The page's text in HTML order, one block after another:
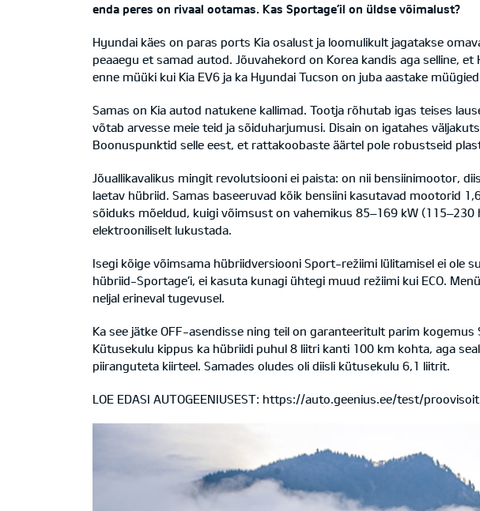
enda peres on rivaal ootamas. Kas Sportage’il on üldse võimalust?
Hyundai käes on paras ports Kia osalust ja loomulikult jagatakse
peaaegu et samad autod. Jõuvahekord on Korea kandis aga selline,
enne müüki kui Kia EV6 ja ka Hyundai Tucson on juba aastake
Samas on Kia autod natukene kallimad. Tootja rõhutab igas teises
võtab arvesse meie teid ja sõiduharjumusi. Disain on igatahes
Boonuspunktid selle eest, et rattakoobaste äärtel pole robustseid
Jõuallikavalikus mingit revolutsiooni ei paista: on nii bensiinimootor,
laetav hübriid. Samas baseeruvad kõik bensiini kasutavad mootorid
sõiduks mõeldud, kuigi võimsust on vahemikus 85–169 kW (115–230
elektrooniliselt lukustada.
Isegi kõige võimsama hübriidversiooni Sport-režiimi lülitamisel ei ole
hübriid-Sportage’i, ei kasuta kunagi ühtegi muud režiimi kui ECO.
neljal erineval tugevusel.
Ka see jätke OFF-asendisse ning teil on garanteeritult parim
Kütusekulu kippus ka hübriidi puhul 8 liitri kanti 100 km kohta, aga
piiranguteta kiirteel. Samades oludes oli diisli kütuse­kulu 6,1 liitrit.
LOE EDASI AUTOGEENIUSEST: https://auto.geenius.ee/test/